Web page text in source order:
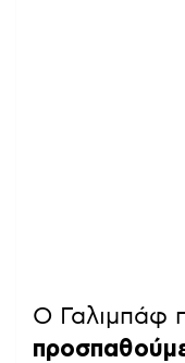
Ο Γαλιμπάφ